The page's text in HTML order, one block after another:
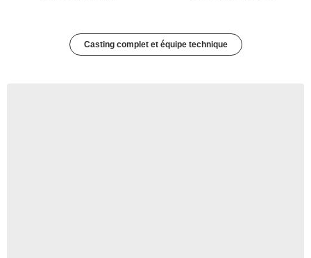
Casting complet et équipe technique